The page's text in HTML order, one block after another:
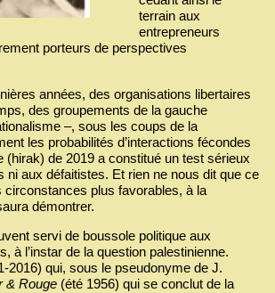
terrain aux
entrepreneurs
porteurs de perspectives
années, des organisations libertaires
des groupements de la gauche
–, sous les coups de la
les probabilités d’interactions fécondes
de 2019 a constitué un test sérieux
ni aux défaitistes. Et rien ne nous dit que ce
circonstances plus favorables, à la
démontrer.
servi de boussole politique aux
à l’instar de la question palestinienne.
2016) qui, sous le pseudonyme de J.
& Rouge (été 1956) qui se conclut de la